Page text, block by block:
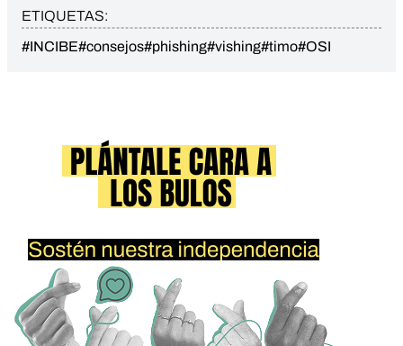
ETIQUETAS:
#INCIBE#consejos#phishing#vishing#timo#OSI